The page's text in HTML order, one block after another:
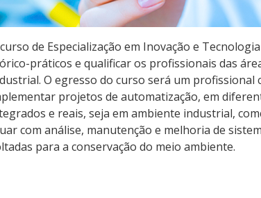
de Especialização em Inovação e
práticos e qualificar os profissionais das
O egresso do curso será um
projetos de automatização, em
e reais, seja em ambiente industrial,
com análise, manutenção e melhoria de
para a conservação do meio ambiente.